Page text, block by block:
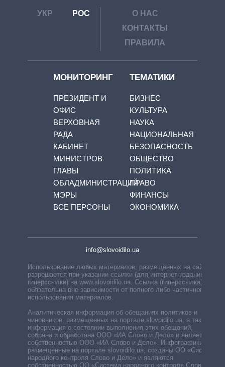
УКР РОС
О НАС
КОНТАКТЫ
ПРАВИЛА
МОНИТОРИНГ
ПРЕЗИДЕНТ И
ОФИС
ВЕРХОВНАЯ
РАДА
КАБИНЕТ
МИНИСТРОВ
ГЛАВЫ
ОБЛАДМИНИСТРАЦИЙ
МЭРЫ
ВСЕ ПЕРСОНЫ
ТЕМАТИКИ
БИЗНЕС
КУЛЬТУРА
НАУКА
НАЦИОНАЛЬНАЯ
БЕЗОПАСНОСТЬ
ОБЩЕСТВО
ПОЛИТИКА
ПРАВО
ФИНАНСЫ
ЭКОНОМИКА
info@slovoidilo.ua
Использование любых материалов, размещённых на сайте,
разрешается при указании ссылки (для интернет-изданий —
гиперссылки) на www.slovoidilo.ua. Ссылка (гиперссылка)
обязательна вне зависимости от полного либо частичного
использования материалов.
Аналитическая информация об обещаниях политиков и
чиновников, размещенных на портале slovoidilo.ua, а также
информация о состоянии выполнения этих обещаний,
собрана и обработана ООО «ИА Слово и Дело» и является
собственностью ООО «ИА Слово и Дело». Инфографики,
размещенные на портале slovoidilo.ua, созданы ОО «Система
народного контроля Слово и Дело» и являются
собственностью ОО «Система народного контроля Слово и